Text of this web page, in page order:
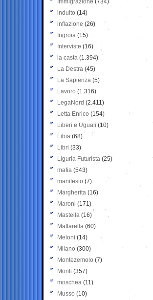
Immigrazione (734)
indulto (14)
inflazione (26)
Ingroia (15)
Interviste (16)
la casta (1.394)
La Destra (45)
La Sapienza (5)
Lavoro (1.316)
LegaNord (2.411)
Letta Enrico (154)
Liberi e Uguali (10)
Libia (68)
Libri (33)
Liguria Futurista (25)
mafia (543)
manifesto (7)
Margherita (16)
Maroni (171)
Mastella (16)
Mattarella (60)
Meloni (14)
Milano (300)
Montezemolo (7)
Monti (357)
moschea (11)
Musso (10)